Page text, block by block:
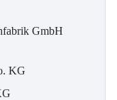
GmbH
KG